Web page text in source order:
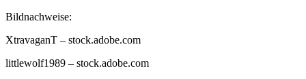
Bildnachweise:
XtravaganT – stock.adobe.com
littlewolf1989 – stock.adobe.com